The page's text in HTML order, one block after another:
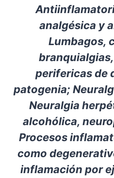
analgésica y
Lumbagos,
perifericas de
patogenia;
Neuralgia
alcohólica,
Procesos
como
inflamación por